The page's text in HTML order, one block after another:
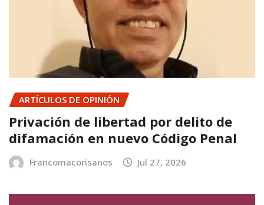
ARTÍCULOS DE OPINIÓN
Privación de libertad por delito de
difamación en nuevo Código Penal
Francomacorisanos Jul 27, 2026